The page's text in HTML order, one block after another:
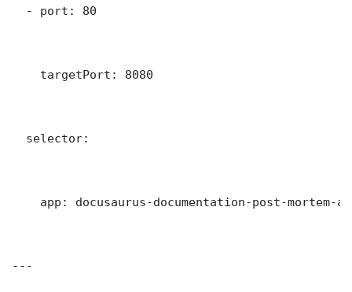
  - port: 80
    targetPort: 8080
  selector:
app: docusaurus-documentation-post-mortem-
---